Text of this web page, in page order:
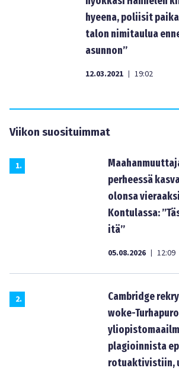
hyeena, poliisit
talon nimitaulua
asunnon”
12.03.2021 | 19:02
Viikon suosituimmat
1.
perheessä
olonsa
Kontulassa:
itä”
05.08.2026 | 12:09
2.
Cambridge
woke-
plagioinnista
rotuaktivistiin,